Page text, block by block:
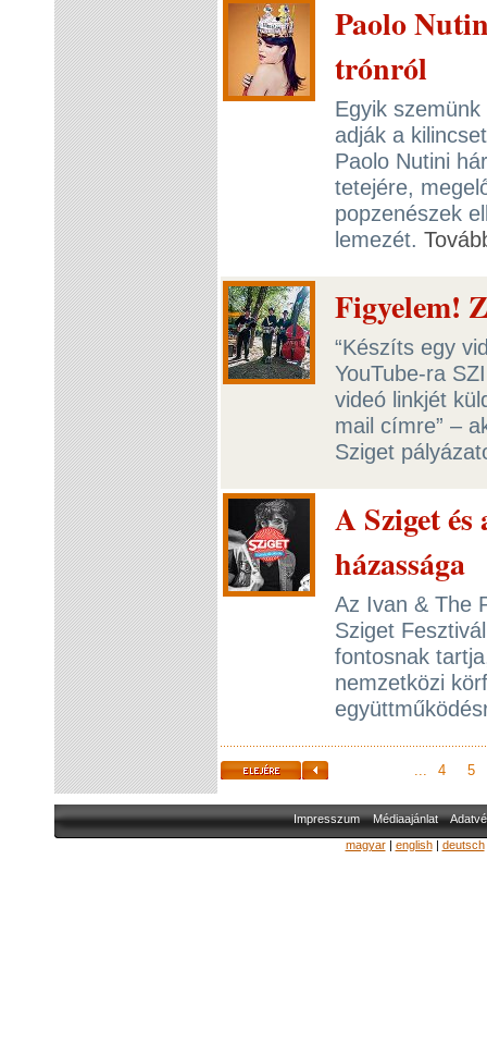
Paolo
trónról
Egyik
adják a
Paolo Nutini
tetejére,
popzenészek
lemezét.
Figyelem!
“Készíts egy
YouTube-ra
videó linkjét
mail címre” –
Sziget
A Sziget
házassága
Az Ivan & The
Sziget
fontosnak
nemzetközi
... 4 5
Impresszum Médiaajánlat
magyar| english| deutsch